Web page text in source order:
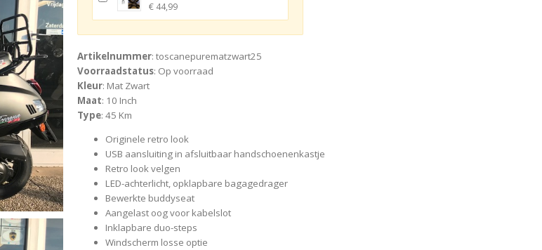
€ 44,99
Artikelnummer: toscanepurematzwart25
Voorraadstatus: Op voorraad
Kleur: Mat Zwart
Maat: 10 Inch
Type: 45 Km
Originele retro look
USB aansluiting in afsluitbaar handschoenenkastje
Retro look velgen
LED-achterlicht, opklapbare bagagedrager
Bewerkte buddyseat
Aangelast oog voor kabelslot
Inklapbare duo-steps
Windscherm losse optie